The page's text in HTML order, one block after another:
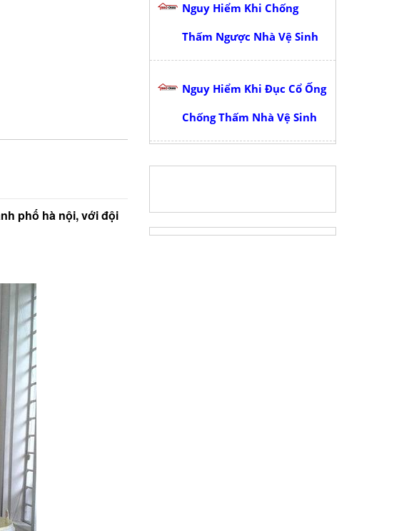
phố hà nội, với đội
Nguy Hiểm Khi Chống
Thấm Ngược Nhà Vệ Sinh
Nguy Hiểm Khi Đục Cổ Ống
Chống Thấm Nhà Vệ Sinh